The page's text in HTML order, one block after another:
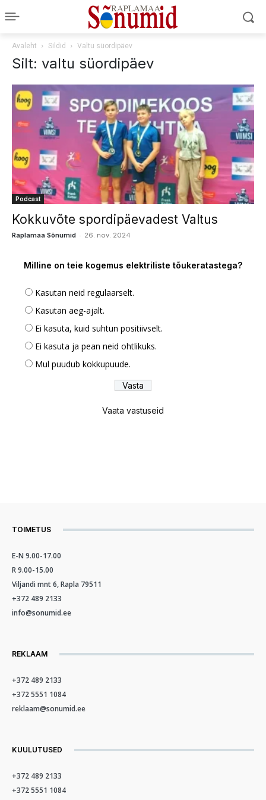
Avaleht Sildid Valtu süordipäev
Silt: valtu süordipäev
Podcast
Kokkuvõte spordipäevadest Valtus
Raplamaa Sõnumid - 26. nov. 2024
Milline on teie kogemus elektriliste tõukeratastega?
Kasutan neid regulaarselt.
Kasutan aeg-ajalt.
Ei kasuta, kuid suhtun positiivselt.
Ei kasuta ja pean neid ohtlikuks.
Mul puudub kokkupuude.
Vaata vastuseid
TOIMETUS
E-N 9.00-17.00
R 9.00-15.00
Viljandi mnt 6, Rapla 79511
+372 489 2133
info@sonumid.ee
REKLAAM
+372 489 2133
+372 5551 1084
reklaam@sonumid.ee
KUULUTUSED
+372 489 2133
+372 5551 1084